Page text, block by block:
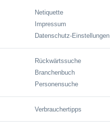
Netiquette
Impressum
Datenschutz-Einstellungen
Rückwärtssuche
Branchenbuch
Personensuche
Verbrauchertipps